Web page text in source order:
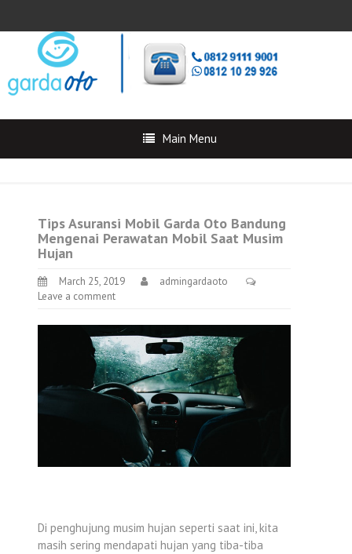
Main Menu
Tips Asuransi Mobil Garda Oto Bandung
Mengenai Perawatan Mobil Saat Musim
Hujan
March 25, 2019
admingardaoto
Leave a comment
Di penghujung musim hujan seperti saat ini, kita
masih sering mendapati hujan yang tiba-tiba